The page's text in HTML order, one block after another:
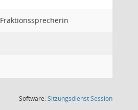
Fraktionssprecherin
Software:SitzungsdienstSession(Wird in